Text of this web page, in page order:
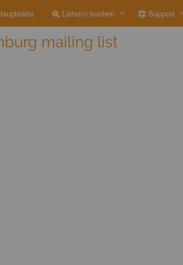
Liste(n) suchen Support
mailing list